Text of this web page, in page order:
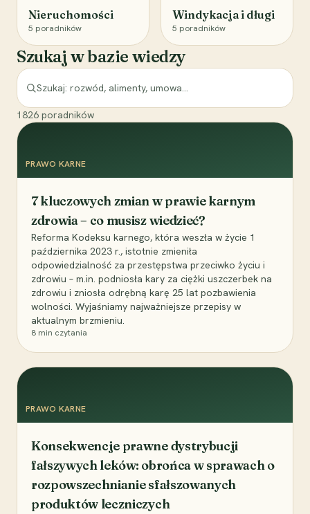
Nieruchomości
5 poradników
Windykacja i długi
5 poradników
Szukaj w bazie wiedzy
1826 poradników
PRAWO KARNE
7 kluczowych zmian w prawie karnym
zdrowia – co musisz wiedzieć?
Reforma Kodeksu karnego, która weszła w życie 1
października 2023 r., istotnie zmieniła
odpowiedzialność za przestępstwa przeciwko życiu i
zdrowiu – m.in. podniosła kary za ciężki uszczerbek na
zdrowiu i zniosła odrębną karę 25 lat pozbawienia
wolności. Wyjaśniamy najważniejsze przepisy w
aktualnym brzmieniu.
8 min czytania
PRAWO KARNE
Konsekwencje prawne dystrybucji
fałszywych leków: obrońca w sprawach o
rozpowszechnianie sfałszowanych
produktów leczniczych